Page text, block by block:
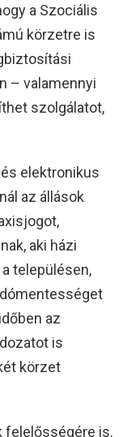
a Szociális
körzetre is
– valamennyi
szolgálatot,
elektronikus
az állások
aki házi
településen,
az
is
körzet
felelősségére is.